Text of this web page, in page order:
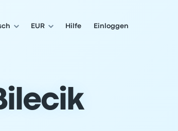
EUR Hilfe Einloggen